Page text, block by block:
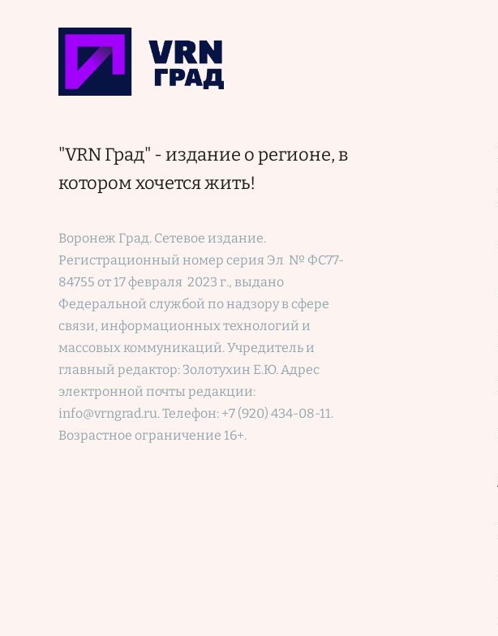
"VRN Град" - издание о регионе, в
котором хочется жить!
Воронеж Град. Сетевое издание.
Регистрационный номер серия Эл № ФС77-
84755 от 17 февраля 2023 г., выдано
Федеральной службой по надзору в сфере
связи, информационных технологий и
массовых коммуникаций. Учредитель и
главный редактор: Золотухин Е.Ю. Адрес
электронной почты редакции:
info@vrngrad.ru. Телефон: +7 (920) 434-08-11.
Возрастное ограничение 16+.